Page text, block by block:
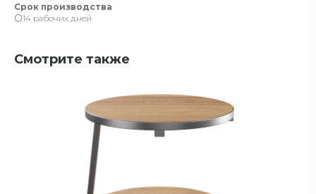
Срок производства
⚪️14 рабочих дней
Смотрите также